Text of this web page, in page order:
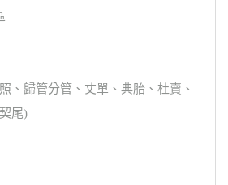
、歸管分管、丈單、典胎、杜賣、
尾)